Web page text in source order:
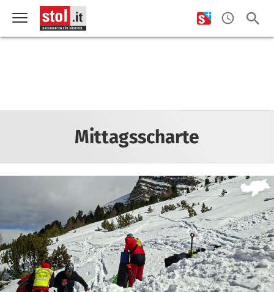
Mittagsscharte